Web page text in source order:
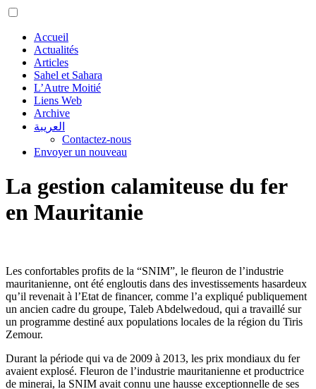
Accueil
Actualités
Articles
Sahel et Sahara
L’Autre Moitié
Liens Web
Archive
العريبة
Contactez-nous
Envoyer un nouveau
La gestion calamiteuse du fer
en Mauritanie
Les confortables profits de la “SNIM”, le fleuron de l’industrie
mauritanienne, ont été engloutis dans des investissements hasardeux
qu’il revenait à l’Etat de financer, comme l’a expliqué publiquement
un ancien cadre du groupe, Taleb Abdelwedoud, qui a travaillé sur
un programme destiné aux populations locales de la région du Tiris
Zemour.
Durant la période qui va de 2009 à 2013, les prix mondiaux du fer
avaient explosé. Fleuron de l’industrie mauritanienne et productrice
de minerai, la SNIM avait connu une hausse exceptionnelle de ses